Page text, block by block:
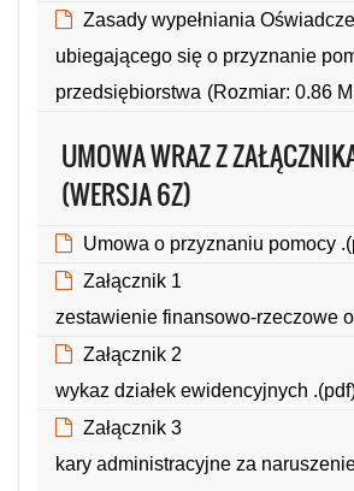
Zasady wypełniania
ubiegającego się o przyznanie
przedsiębiorstwa (Rozmiar: 0.86
UMOWA WRAZ Z
(WERSJA 6Z)
Umowa o przyznaniu pomocy
Załącznik 1
zestawienie finansowo-rzeczowe
Załącznik 2
wykaz działek ewidencyjnych
Załącznik 3
kary administracyjne za